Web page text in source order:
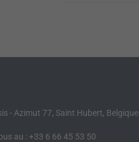
- Azimut 77, Saint Hubert, Belgique
au : +33 6 66 45 53 50